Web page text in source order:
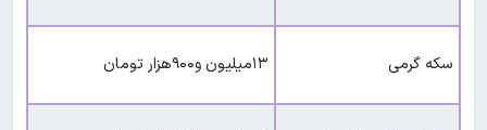
سکه گرمی ۱۳میلیون و۹۰۰هزار تومان